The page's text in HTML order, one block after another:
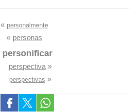
« personalmente
« personas
personificar
perspectiva »
perspectivas »